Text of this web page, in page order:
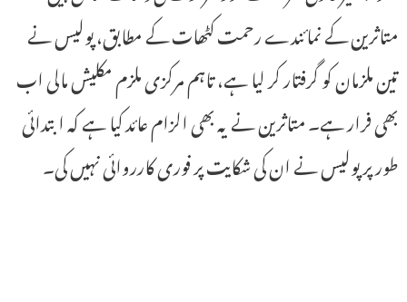
متاثرین کے نمائندے رحمت کٹھات کے مطابق، پولیس نے
تین ملزمان کو گرفتار کر لیا ہے، تاہم مرکزی ملزم مکلیش مالی اب
بھی فرار ہے۔ متاثرین نے یہ بھی الزام عائد کیا ہے کہ ابتدائی
طور پر پولیس نے ان کی شکایت پر فوری کارروائی نہیں کی۔